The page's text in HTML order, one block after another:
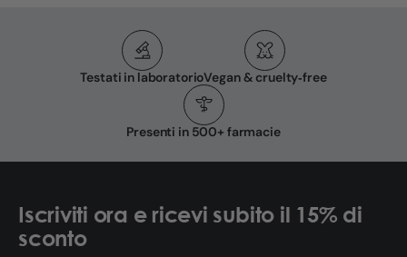
Testati in laboratorioVegan & cruelty‑free
Presenti in 500+ farmacie
Iscriviti ora e ricevi subito il 15% di
sconto